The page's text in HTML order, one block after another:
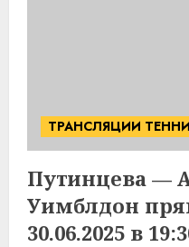
ТРАНСЛЯЦИИ
Путинцева —
Уимблдон
30.06.2025 в